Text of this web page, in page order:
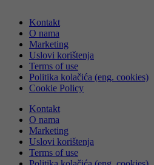
Kontakt
O nama
Marketing
Uslovi korištenja
Terms of use
Politika kolačića (eng. cookies)
Cookie Policy
Kontakt
O nama
Marketing
Uslovi korištenja
Terms of use